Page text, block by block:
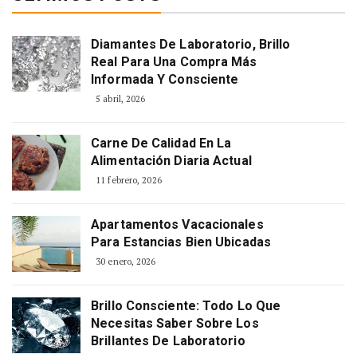
Diamantes De Laboratorio, Brillo
Real Para Una Compra Más
Informada Y Consciente
5 abril, 2026
Carne De Calidad En La
Alimentación Diaria Actual
11 febrero, 2026
Apartamentos Vacacionales
Para Estancias Bien Ubicadas
30 enero, 2026
Brillo Consciente: Todo Lo Que
Necesitas Saber Sobre Los
Brillantes De Laboratorio